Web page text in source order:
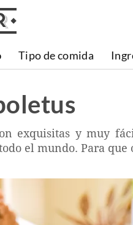
Tipo de comida
exquisitas y muy
el mundo. Para